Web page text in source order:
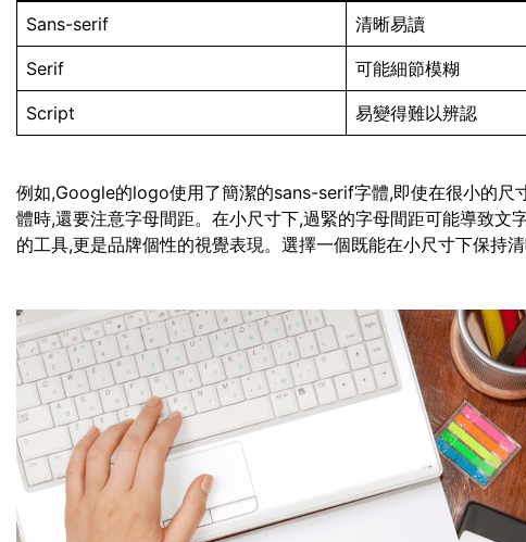
Sans-serif 清晰易讀
Serif 可能細節模糊
Script 易變得難以辨認
例如,Google的logo使用了簡潔的sans-serif字體,即使在很小的
體時,還要注意字母間距。在小尺寸下,過緊的字母間距可能導致
的工具,更是品牌個性的視覺表現。選擇一個既能在小尺寸下保持